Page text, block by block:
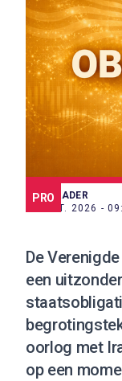
PRO
SCE TRADER
23 MRT. 2026 -
De
een
oorlog met
op een